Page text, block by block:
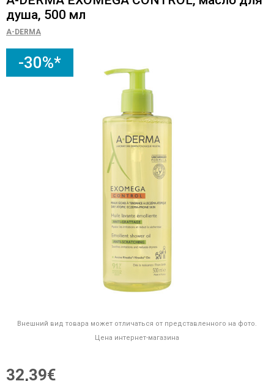
душа, 500 мл
A-DERMA
-30%*
Внешний вид товара может отличаться от представленного на фото.
Цена интернет-магазина
32,39€